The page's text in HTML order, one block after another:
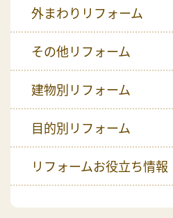
外まわりリフォーム
その他リフォーム
建物別リフォーム
目的別リフォーム
リフォームお役立ち情報